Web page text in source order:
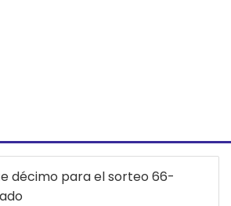
décimo para el sorteo 66-